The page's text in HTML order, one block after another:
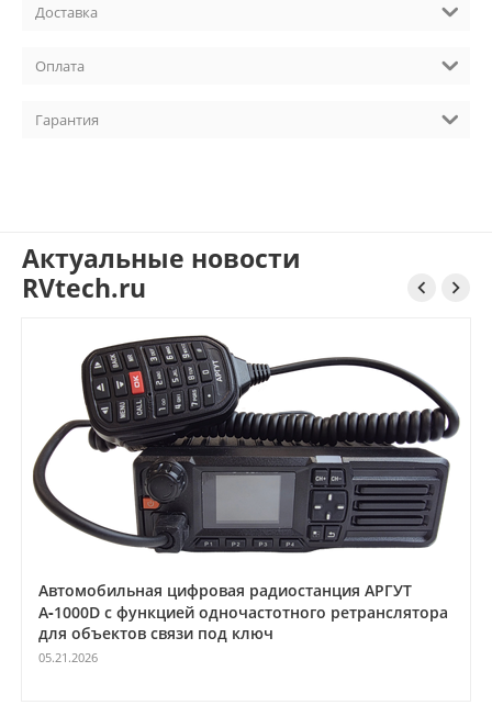
Доставка
Оплата
Гарантия
Актуальные новости
RVtech.ru
 
Автомобильная цифровая радиостанция АРГУТ
А‑1000D с функцией одночастотного ретранслятора
для объектов связи под ключ
05.21.2026